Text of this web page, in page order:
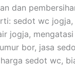
dan
sedot wc
jogja,
bor, jasa
sedot wc,